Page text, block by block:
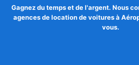
Gagnez du temps et de l'argent. Nous
agences de location de voitures à
vous.